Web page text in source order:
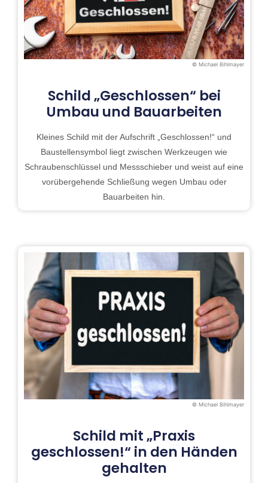
© Michael Bihlmayer
Schild „Geschlossen“ bei
Umbau und Bauarbeiten
Kleines Schild mit der Aufschrift „Geschlossen!“ und
Baustellensymbol liegt zwischen Werkzeugen wie
Schraubenschlüssel und Messschieber und weist auf eine
vorübergehende Schließung wegen Umbau oder
Bauarbeiten hin.
© Michael Bihlmayer
Schild mit „Praxis
geschlossen!“ in den Händen
gehalten